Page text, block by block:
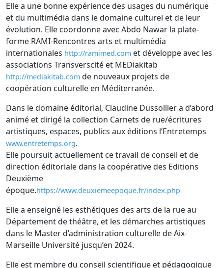
Elle a une bonne expérience des usages du numérique
et du multimédia dans le domaine culturel et de leur
évolution. Elle coordonne avec Abdo Nawar la plate-
forme RAMI-Rencontres arts et multimédia
internationales http://ramimed.com et développe avec les
associations Transverscité et MEDiakitab
http://mediakitab.com de nouveaux projets de
coopération culturelle en Méditerranée.
Dans le domaine éditorial, Claudine Dussollier a d’abord
animé et dirigé la collection Carnets de rue/écritures
artistiques, espaces, publics aux éditions l’Entretemps
www.entretemps.org.
Elle poursuit actuellement ce travail de conseil et de
direction éditoriale dans la coopérative des Editions
Deuxième
époque.https://www.deuxiemeepoque.fr/index.php
Elle a enseigné les esthétiques des arts de la rue au
Département de théâtre, et les démarches artistiques
dans le Master d’administration culturelle de Aix-
Marseille Université jusqu’en 2024.
Elle est membre du conseil scientifique et pédagogique